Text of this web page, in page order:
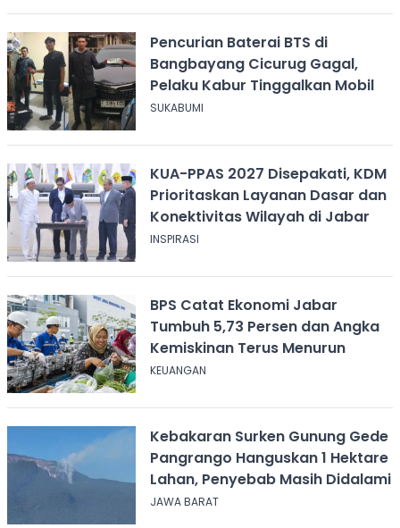
Pencurian Baterai BTS di
Bangbayang Cicurug Gagal,
Pelaku Kabur Tinggalkan Mobil
SUKABUMI
KUA-PPAS 2027 Disepakati, KDM
Prioritaskan Layanan Dasar dan
Konektivitas Wilayah di Jabar
INSPIRASI
BPS Catat Ekonomi Jabar
Tumbuh 5,73 Persen dan Angka
Kemiskinan Terus Menurun
KEUANGAN
Kebakaran Surken Gunung Gede
Pangrango Hanguskan 1 Hektare
Lahan, Penyebab Masih Didalami
JAWA BARAT